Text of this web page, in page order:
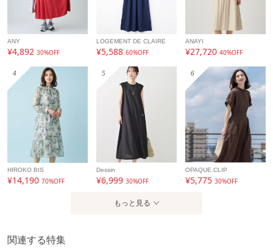
ANY
¥4,892 30%OFF
LOGEMENT DE CLAIRE
¥5,58860%OFF
ANAYI
¥27,72040%OFF
4
HIROKO BIS
¥14,190 70%OFF
5
Dessin
¥6,99930%OFF
6
OPAQUE.CLIP
¥5,77530%OFF
もっと見る
関連する特集